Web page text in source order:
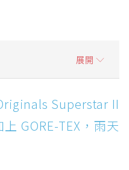
展開
Superstar II
GORE-TEX，雨天街
Hierro v9 GORE-
Superstar II
GORE-TEX，雨天